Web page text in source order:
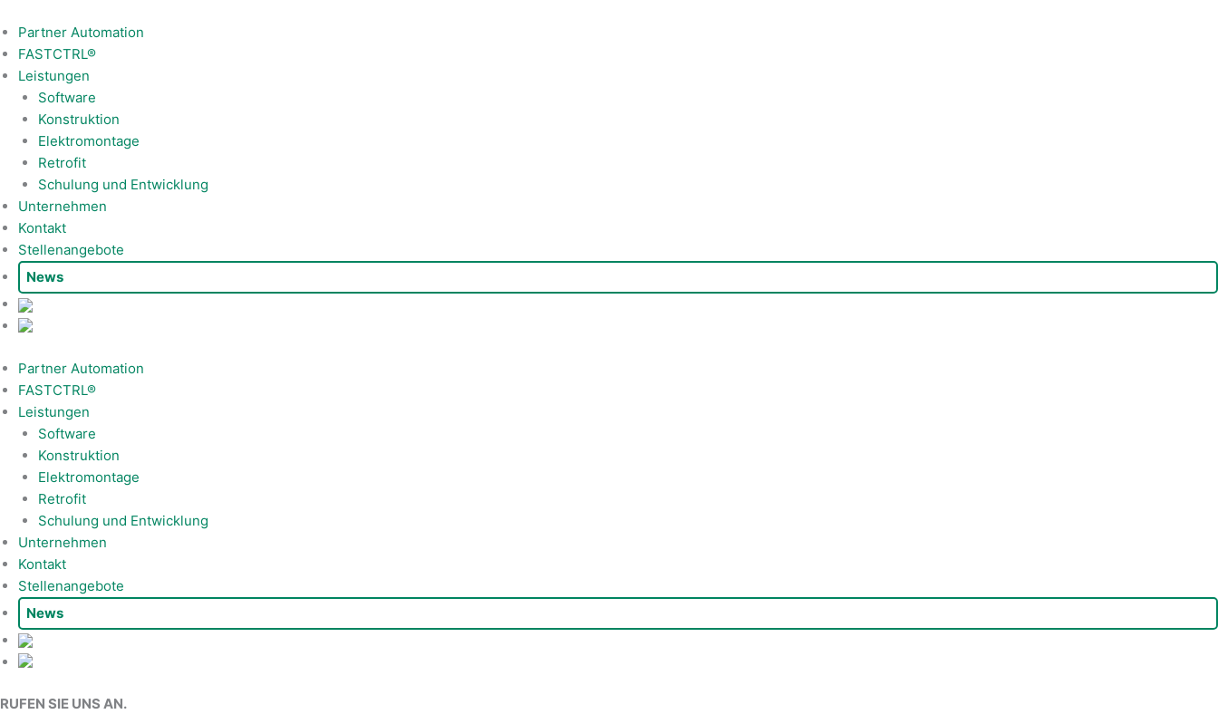
Inhalt
springen
Partner Automation
FASTCTRL®
Leistungen
Software
Konstruktion
Elektromontage
Retrofit
Schulung und Entwicklung
Unternehmen
Kontakt
Stellenangebote
News
Partner Automation
FASTCTRL®
Leistungen
Software
Konstruktion
Elektromontage
Retrofit
Schulung und Entwicklung
Unternehmen
Kontakt
Stellenangebote
News
RUFEN SIE UNS AN.